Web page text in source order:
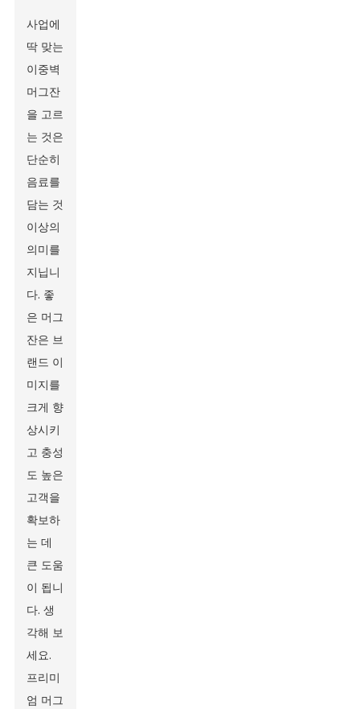
사업에
딱 맞는
이중벽
머그잔
을 고르
는 것은
단순히
음료를
담는 것
이상의
의미를
지닙니
다. 좋
은 머그
잔은 브
랜드 이
미지를
크게 향
상시키
고 충성
도 높은
고객을
확보하
는 데
큰 도움
이 됩니
다. 생
각해 보
세요.
프리미
엄 머그